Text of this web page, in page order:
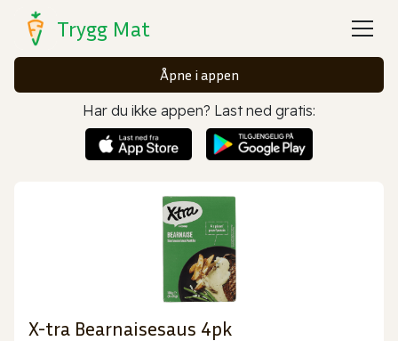
Trygg Mat
Åpne i appen
Har du ikke appen? Last ned gratis:
X-tra Bearnaisesaus 4pk